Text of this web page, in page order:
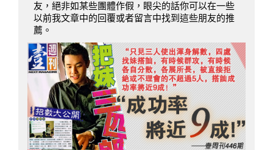
友，絕非如某些團體作假，眼尖的話你可以在一些
以前我文章中的回覆或者留言中找到這些朋友的推
薦。